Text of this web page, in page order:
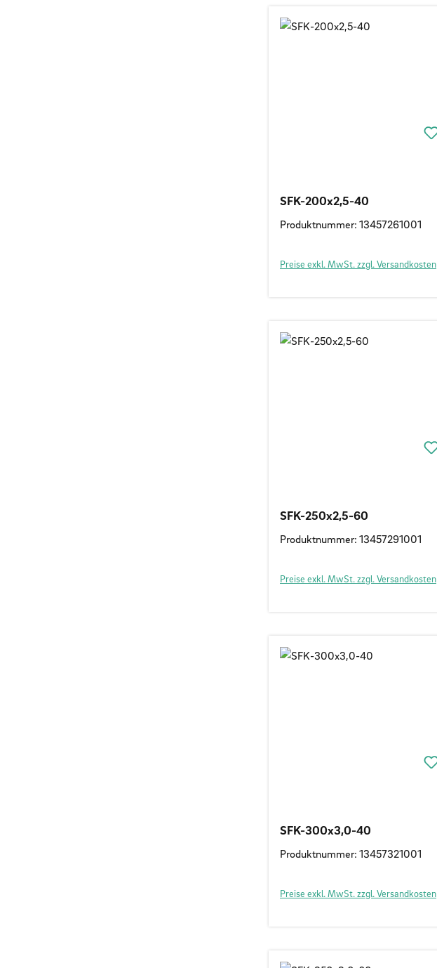
SFK-200x2,5-40
Produktnummer: 13457261001
Preise exkl. MwSt. zzgl. Versandkosten
SFK-250x2,5-60
Produktnummer: 13457291001
Preise exkl. MwSt. zzgl. Versandkosten
SFK-300x3,0-40
Produktnummer: 13457321001
Preise exkl. MwSt. zzgl. Versandkosten